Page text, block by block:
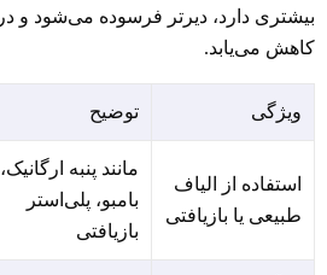
بیشتری دارد، دیرتر فرسوده می‌شود و در
کاهش می‌یابد.
ویژگی توضیح
استفاده از الیاف
طبیعی یا بازیافتی
مانند پنبه ارگانیک،
بامبو، پلی‌استر
بازیافتی